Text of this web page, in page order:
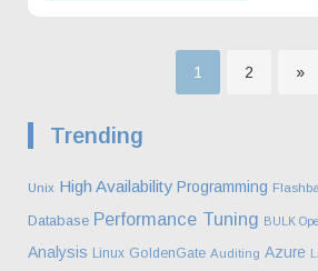
Σελιδοποίηση
άρθρων
Σελίδα
1 Σελίδα
2 »
Trending
Unix High Availability Programming
Database Performance Tuning BULK
Analysis Linux GoldenGate Auditing Azure